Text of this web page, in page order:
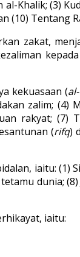
Khalik; (3)
(10) Tentang
zakat,
kekuasaan (
zalim; (4)
rakyat; (7)
(rifq)
iaitu: (1)
dunia;
iaitu: